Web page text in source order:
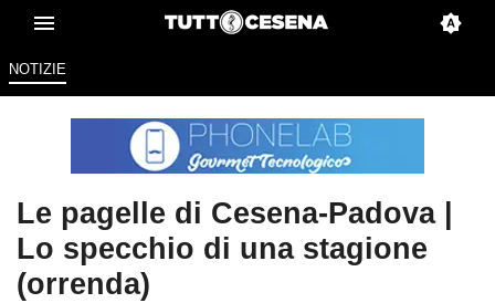
NOTIZIE
Le pagelle di Cesena-Padova |
Lo specchio di una stagione
(orrenda)